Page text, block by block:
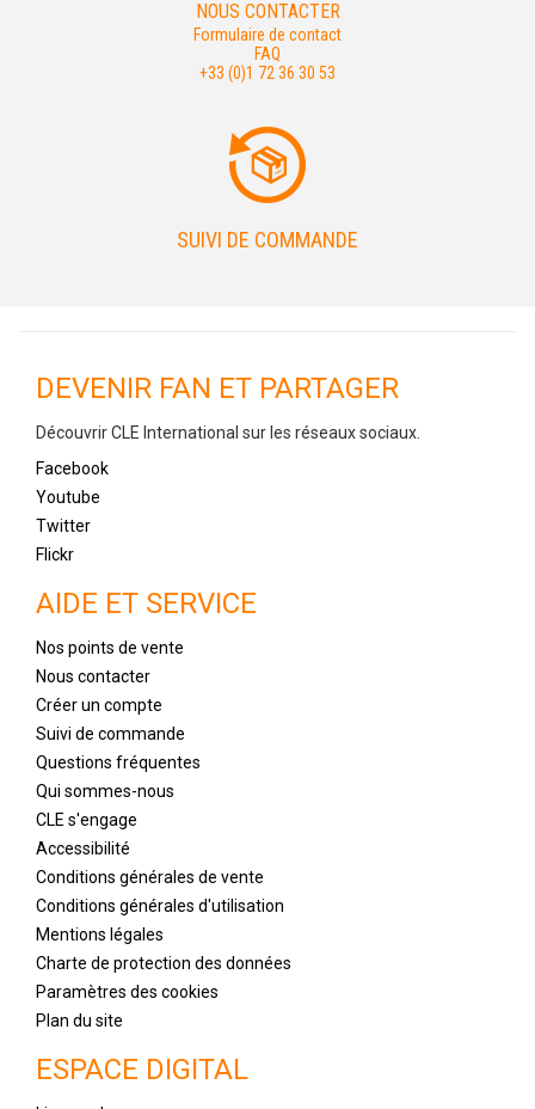
NOUS CONTACTER
Formulaire de contact
FAQ
+33 (0)1 72 36 30 53
SUIVI DE COMMANDE
DEVENIR FAN ET PARTAGER
Découvrir CLE International sur les réseaux sociaux.
Facebook
Youtube
Twitter
Flickr
AIDE ET SERVICE
Nos points de vente
Nous contacter
Créer un compte
Suivi de commande
Questions fréquentes
Qui sommes-nous
CLE s'engage
Accessibilité
Conditions générales de vente
Conditions générales d'utilisation
Mentions légales
Charte de protection des données
Paramètres des cookies
Plan du site
ESPACE DIGITAL